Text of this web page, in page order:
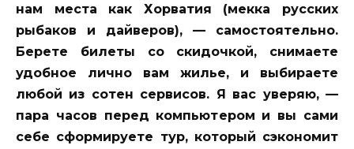
нам места как Хорватия (мекка русских
рыбаков и дайверов), — самостоятельно.
Берете билеты со скидочкой, снимаете
удобное лично вам жилье, и выбираете
любой из сотен сервисов. Я вас уверяю, —
пара часов перед компьютером и вы сами
себе сформируете тур, который сэкономит